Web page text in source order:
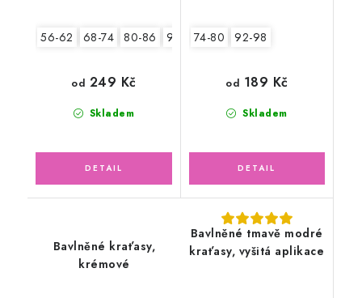
56-62 68-74 80-86 92-98
Skladem
od 249 Kč
74-80 92-98
Skladem
od 189 Kč
Bavlněné kraťasy,
krémové
Bavlněné tmavě modré
kraťasy, vyšitá aplikace